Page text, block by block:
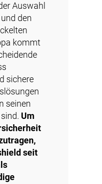
Auswahl
den
kommt
sichere
seinen
Um
seit